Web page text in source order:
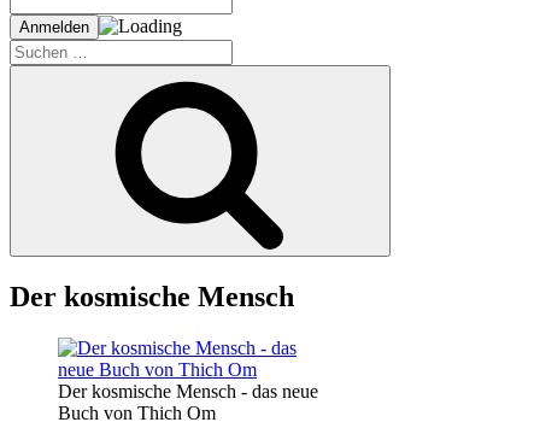
Suche
nach:
Der kosmische Mensch
Der kosmische Mensch - das neue
Buch von Thich Om